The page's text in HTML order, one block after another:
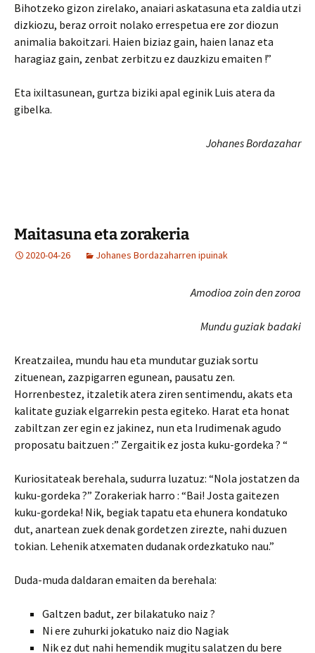
Bihotzeko gizon zirelako, anaiari askatasuna eta zaldia utzi
dizkiozu, beraz orroit nolako errespetua ere zor diozun
animalia bakoitzari. Haien biziaz gain, haien lanaz eta
haragiaz gain, zenbat zerbitzu ez dauzkizu emaiten !”
Eta ixiltasunean, gurtza biziki apal eginik Luis atera da
gibelka.
Johanes Bordazahar
Maitasuna eta zorakeria
2020-04-26 Johanes Bordazaharren ipuinak
Amodioa zoin den zoroa
Mundu guziak badaki
Kreatzailea, mundu hau eta mundutar guziak sortu
zituenean, zazpigarren egunean, pausatu zen.
Horrenbestez, itzaletik atera ziren sentimendu, akats eta
kalitate guziak elgarrekin pesta egiteko. Harat eta honat
zabiltzan zer egin ez jakinez, nun eta Irudimenak agudo
proposatu baitzuen :” Zergaitik ez josta kuku-gordeka ? “
Kuriositateak berehala, sudurra luzatuz: “Nola jostatzen da
kuku-gordeka ?” Zorakeriak harro : “Bai! Josta gaitezen
kuku-gordeka! Nik, begiak tapatu eta ehunera kondatuko
dut, anartean zuek denak gordetzen zirezte, nahi duzuen
tokian. Lehenik atxematen dudanak ordezkatuko nau.”
Duda-muda daldaran emaiten da berehala:
Galtzen badut, zer bilakatuko naiz ?
Ni ere zuhurki jokatuko naiz dio Nagiak
Nik ez dut nahi hemendik mugitu salatzen du bere